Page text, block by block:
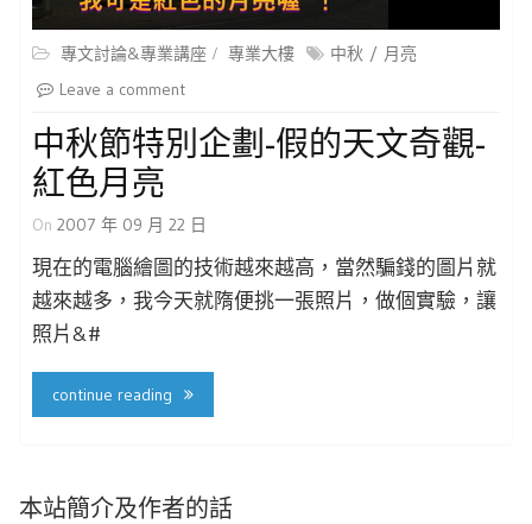
專文討論&專業講座 專業大樓 中秋
月亮
Leave a comment
中秋節特別企劃-假的天文奇觀-
紅色月亮
On 2007 年 09 月 22 日
現在的電腦繪圖的技術越來越高，當然騙錢的圖片就
越來越多，我今天就隋便挑一張照片，做個實驗，讓
照片&#
continue reading
本站簡介及作者的話